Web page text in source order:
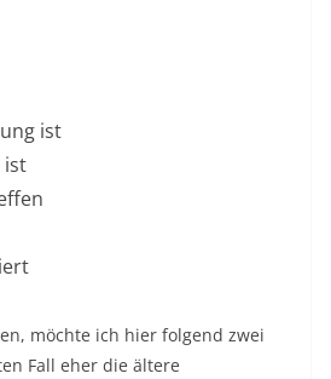
ist
ist
möchte ich hier folgend zwei
Fall eher die ältere